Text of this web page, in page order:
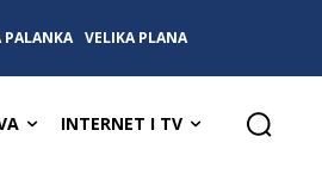
PALANKA VELIKA PLANA
INTERNET I TV